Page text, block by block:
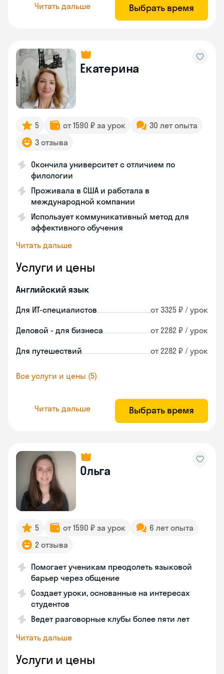
Читать дальше Выбрать время
Екатерина
5 от 1590 ₽ за урок
30 лет опыта
3 отзыва
Окончила университет с отличием по
филологии
Проживала в США и работала в
международной компании
Использует коммуникативный метод для
эффективного обучения
Читать дальше
Услуги и цены
Английский язык
Для ИТ-специалистов от 3325 ₽ / урок
Деловой - для бизнеса от 2282 ₽ / урок
Для путешествий от 2282 ₽ / урок
Все услуги и цены (5)
Читать дальше Выбрать время
Ольга
5 от 1590 ₽ за урок
6 лет опыта
2 отзыва
Помогает ученикам преодолеть языковой
барьер через общение
Создает уроки, основанные на интересах
студентов
Ведет разговорные клубы более пяти лет
Читать дальше
Услуги и цены